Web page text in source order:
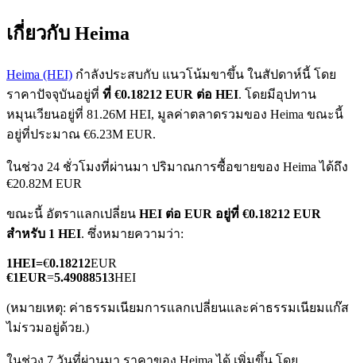
ฟิวเจอร์ส COIN-M
TradFi
เกี่ยวกับ Heima
Heima (HEI) กำลังประสบกับ แนวโน้มขาขึ้น ในสัปดาห์นี้ โดย
ราคาปัจจุบันอยู่ที่ ที่ €0.18212 EUR ต่อ HEI. โดยมีอุปทาน
หมุนเวียนอยู่ที่ 81.26M HEI, มูลค่าตลาดรวมของ Heima ขณะนี้
อยู่ที่ประมาณ €6.23M EUR.
ในช่วง 24 ชั่วโมงที่ผ่านมา ปริมาณการซื้อขายของ Heima ได้ถึง
€20.82M EUR
ขณะนี้ อัตราแลกเปลี่ยน HEI ต่อ EUR อยู่ที่ €0.18212 EUR
สำหรับ 1 HEI. ซึ่งหมายความว่า:
1HEI=€0.18212EUR
€1EUR=5.49088513HEI
(หมายเหตุ: ค่าธรรมเนียมการแลกเปลี่ยนและค่าธรรมเนียมแก๊ส
ไม่รวมอยู่ด้วย.)